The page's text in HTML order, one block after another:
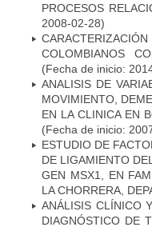
PROCESOS
2008-02-28)
COLOMBIANOS
(Fecha de inicio:
ANALISIS DE
MOVIMIENTO,
EN LA CLINICA EN
(Fecha de inicio:
ESTUDIO DE
DE LIGAMIENTO
GEN MSX1, EN
LA CHORRERA,
ANÁLISIS CLÍNICO
DIAGNÓSTICO DE